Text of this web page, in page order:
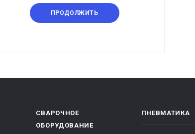
ПРОДОЛЖИТЬ
СВАРОЧНОЕ
ОБОРУДОВАНИЕ
ПНЕВМАТИКА